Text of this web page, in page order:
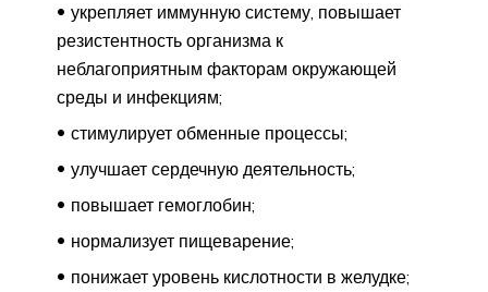
укрепляет иммунную систему, повышает
резистентность организма к
неблагоприятным факторам окружающей
среды и инфекциям;
стимулирует обменные процессы;
улучшает сердечную деятельность;
повышает гемоглобин;
нормализует пищеварение;
понижает уровень кислотности в желудке;